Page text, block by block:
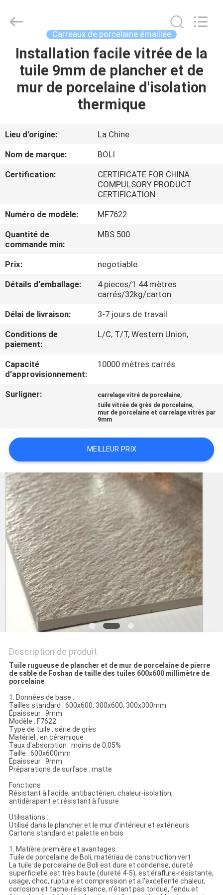
MAISON
VIDÉOS
À
DE
NOUS
VISITE
DE
CONTRÔLE
DE
LA
QUALITÉ
DEMANDEZ
UN DEVIS
PLAN
DU
SITE
POLITIQUE
CONFIDENTIALITÉ
CERAMICS
Reserved.
Carreaux de porcelaine émaillée
Installation facile vitrée de la
tuile 9mm de plancher et de
mur de porcelaine d'isolation
thermique
Lieu d'origine:
La Chine
Nom de marque:
BOLI
Certification:
CERTIFICATE FOR CHINA
COMPULSORY PRODUCT
CERTIFICATION
Numéro de modèle:
MF7622
Quantité de
commande min:
MBS 500
Prix:
negotiable
Détails d'emballage:
4 pieces/1.44 mètres
carrés/32kg/carton
Délai de livraison:
3-7 jours de travail
Conditions de
paiement:
L/C, T/T, Western Union,
Capacité
d'approvisionnement:
10000 mètres carrés
Surligner: carrelage vitré de porcelaine,
tuile vitrée de grès de porcelaine,
mur de porcelaine et carrelage vitrés par
9mm
MEILLEUR PRIX
Description de produit
Tuile rugueuse de plancher et de mur de porcelaine de pierre
de sable de Foshan de taille des tuiles 600x600 millimètre de
porcelaine
1. Données de base :
Tailles standard : 600x600, 300x600, 300x300mm
Épaisseur : 9mm
Modèle : F7622
Type de tuile : série de grès
Matériel : en céramique
Taux d'absorption : moins de 0,05%
Taille : 600x600mm
Épaisseur : 9mm
Préparations de surface : matte
Fonctions :
Résistant à l'acide, antibactérien, chaleur-isolation,
antidérapant et résistant à l'usure
Utilisations :
Utilisé dans le plancher et le mur d'intérieur et extérieurs
Cartons standard et palette en bois
1. Matière première et avantages :
Tuile de porcelaine de Boli, matériau de construction vert
La tuile de porcelaine de Boli est dure et condense, dureté
superficielle est très haute (dureté 4-5), est éraflure-résistante,
usage, choc, rupture et compression et a l'excellente chaleur,
corrosion et tache-résistance, n'étant pas tordue, fendu et